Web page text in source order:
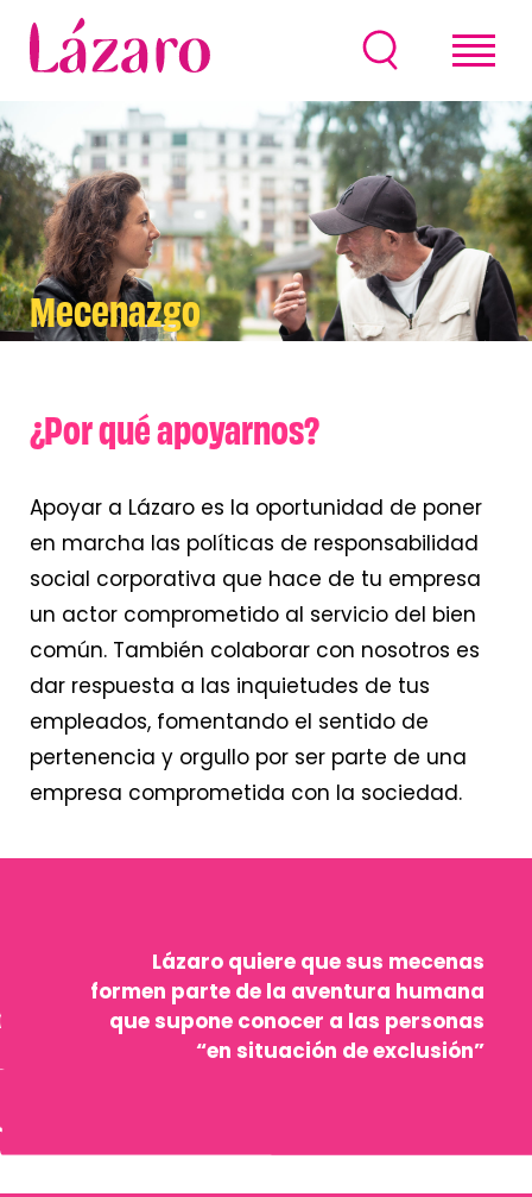
Mecenazgo
¿Por qué apoyarnos?
Apoyar a Lázaro es la oportunidad de poner
en marcha las políticas de responsabilidad
social corporativa que hace de tu empresa
un actor comprometido al servicio del bien
común. También colaborar con nosotros es
dar respuesta a las inquietudes de tus
empleados, fomentando el sentido de
pertenencia y orgullo por ser parte de una
empresa comprometida con la sociedad.
Lázaro quiere que sus mecenas
formen parte de la aventura humana
que supone conocer a las personas
“en situación de exclusión”